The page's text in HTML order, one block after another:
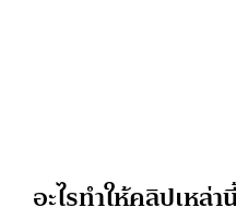
อะไรทำให้คลิปเหล่